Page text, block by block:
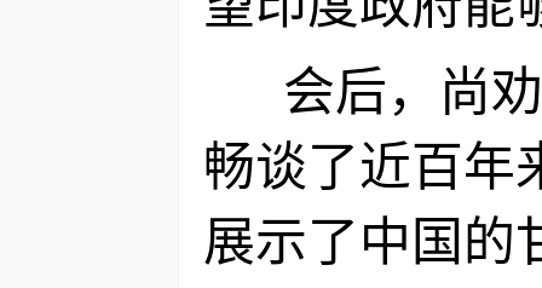
会后，尚劝
畅谈了近百年
展示了中国的